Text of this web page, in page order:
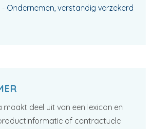
- Ondernemen, verstandig verzekerd
maakt deel uit van een lexicon en
of contractuele